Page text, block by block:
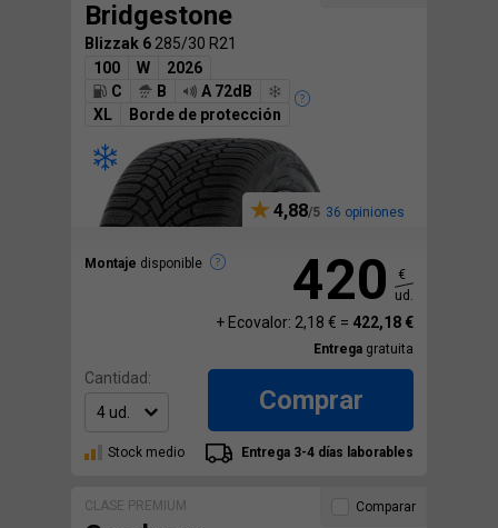
Bridgestone
Blizzak 6 285/30 R21
100
W
2026
C
B
A 72dB
XL
Borde de protección
4,88 36 opiniones
Montaje disponible 420
€
ud.
+ Ecovalor: 2,18 € = 422,18 €
Entrega gratuita
Cantidad:
Comprar
Stock medio Entrega 3-4 días laborables
CLASE PREMIUM Comparar